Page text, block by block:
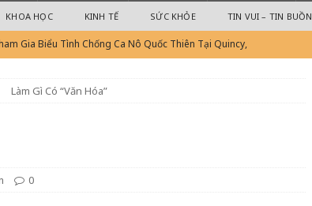
KHOA HỌC KINH TẾ SỨC KHỎE TIN VUI – TIN BUỒN
Gia Biểu Tình Chống Ca Nô Quốc Thiên Tại Quincy,
Techo Sau Lễ Động Thổ Cách Đây 2 Năm
2)
Làm Gì Có “Văn Hóa”
0